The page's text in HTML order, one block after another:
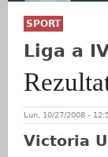
SPORT
Liga a
Lun, 10/27/2008 -
Victoria